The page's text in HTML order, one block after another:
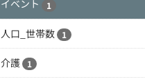
イベント
1
人口_世帯数 1
介護 1